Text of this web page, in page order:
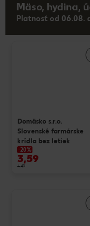
Mäso, hydina,
Platnosť od 06.08.
Domäsko s.r.o.
Slovenské farmárske
krídla bez letiek
-20%
3,59
4,49